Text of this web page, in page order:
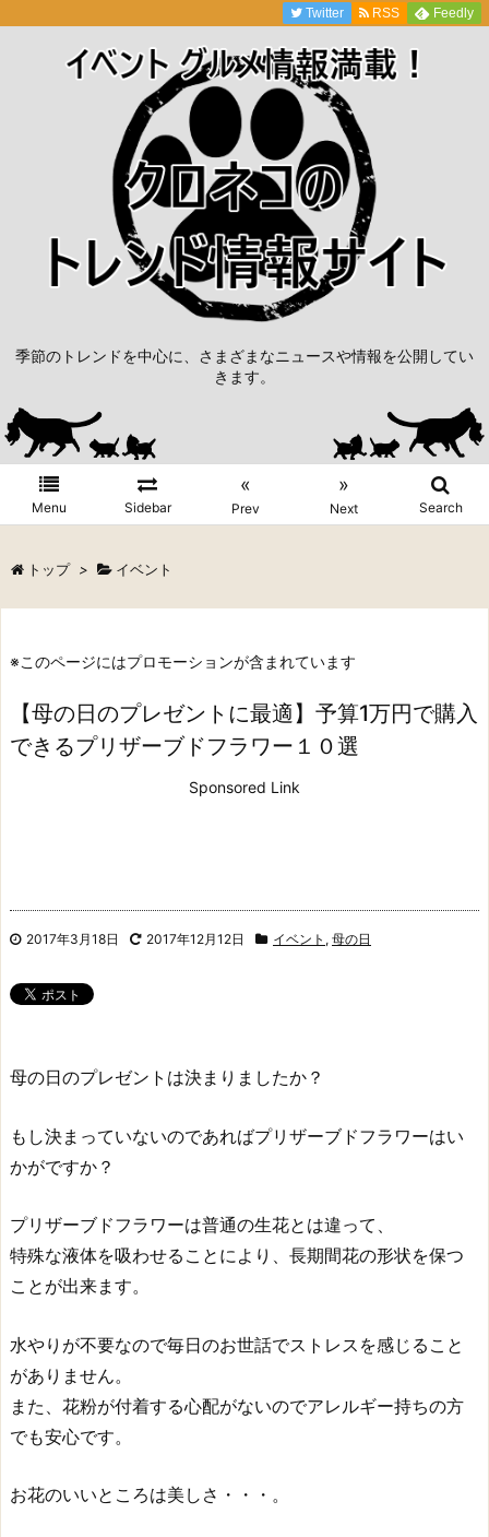
季節のトレンドを中心に、さまざまなニュースや情報を公開してい
きます。
Menu Sidebar
«
Prev
»
Next Search
Twitter RSS Feedly
トップ > イベント
※このページにはプロモーションが含まれています
【母の日のプレゼントに最適】予算1万円で購入
できるプリザーブドフラワー１０選
Sponsored Link
2017年3月18日 2017年12月12日 イベント , 母の日
母の日のプレゼントは決まりましたか？
もし決まっていないのであればプリザーブドフラワーはい
かがですか？
プリザーブドフラワーは普通の生花とは違って、
特殊な液体を吸わせることにより、長期間花の形状を保つ
ことが出来ます。
水やりが不要なので毎日のお世話でストレスを感じること
がありません。
また、花粉が付着する心配がないのでアレルギー持ちの方
でも安心です。
お花のいいところは美しさ・・・。